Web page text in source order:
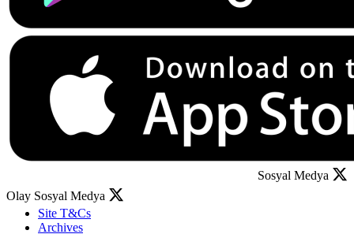
Sosyal Medya
Olay Sosyal Medya
Site T&Cs
Archives